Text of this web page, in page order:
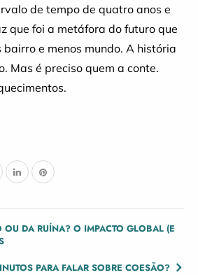
de tempo de quatro anos e
que foi a metáfora do futuro que
e menos mundo. A história
Mas é preciso quem a conte.
OU DA RUÍNA? O IMPACTO GLOBAL (E
PARA FALAR SOBRE COESÃO?